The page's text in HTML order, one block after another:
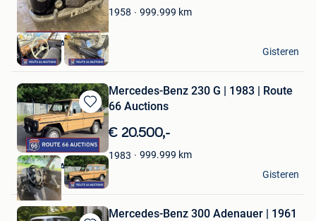
1958 999.999 km
Route 66 Auctions
Waalwijk
Gisteren
Bewaren
in
Mijn
Favorieten
Mercedes-Benz 230 G | 1983 | Route
66 Auctions
€ 20.500,-
1983 999.999 km
Route 66 Auctions
Waalwijk
Gisteren
Mercedes-Benz 300 Adenauer | 1961